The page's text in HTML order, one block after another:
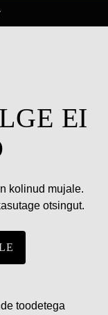
EI
kolinud mujale.
otsingut.
toodetega